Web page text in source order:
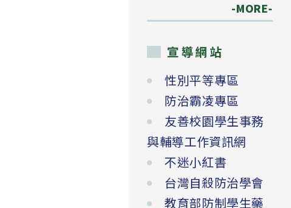
-MORE-
宣導網站
性別平等專區
防治霸凌專區
友善校園學生事務
與輔導工作資訊網
不迷小紅書
台灣自殺防治學會
教育部防制學生藥